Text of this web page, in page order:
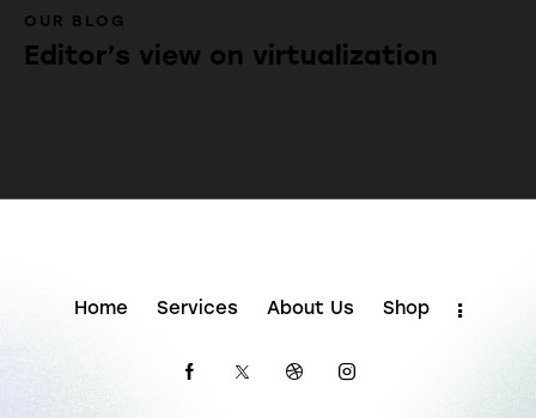
OUR BLOG
Editor’s view on virtualization
Home Services About Us Shop